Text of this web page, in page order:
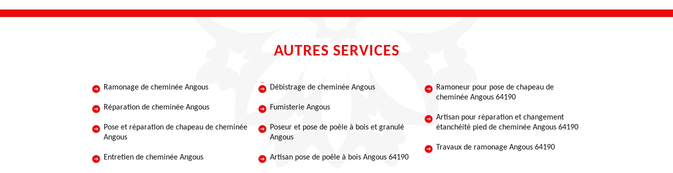
AUTRES SERVICES
Ramonage de cheminée Angous
Réparation de cheminée Angous
Pose et réparation de chapeau de cheminée
Angous
Entretien de cheminée Angous
Débistrage de cheminée Angous
Fumisterie Angous
Poseur et pose de poêle à bois et granulé
Angous
Artisan pose de poêle à bois Angous 64190
Ramoneur pour pose de chapeau de
cheminée Angous 64190
Artisan pour réparation et changement
étanchéité pied de cheminée Angous 64190
Travaux de ramonage Angous 64190